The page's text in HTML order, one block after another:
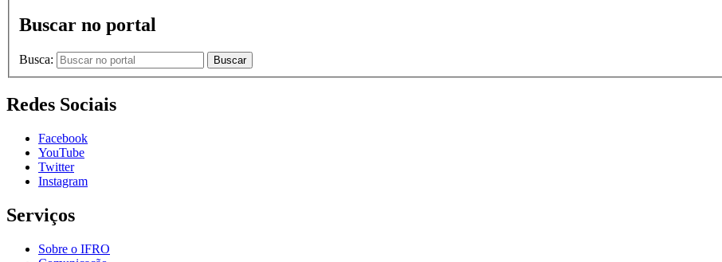
Buscar no portal
Busca: Buscar
Redes Sociais
Facebook
YouTube
Twitter
Instagram
Serviços
Sobre o IFRO